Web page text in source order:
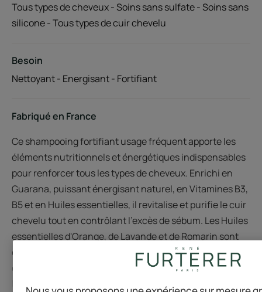
Tous types de cheveux - Soins sans sulfate - Soins sans
silicone - Tous types de cuir chevelu
Besoin
Nettoyant - Energisant - Fortifiant
Fabriqué en France
Ce shampooing fortifiant usage fréquent apporte les
éléments nutritionnels et énergétiques indispensables
pour renforcer tous les types de cheveux. Enrichi en
Guarana, puissant énergisant naturel, en Vitamines B3,
B5 et en Huiles essentielles, il revitalise et purifie le cuir
chevelu tout en contrôlant l’excès de sébum. Les Huiles
essentielles d'Orange, de Lavande et de Romarin sont
encapsulées dans des Biosphères qui éclatent
délicatement sous les doigts à l'émulsion, pour libérer
leurs précieux pouvoirs dans une mousse onctueuse au